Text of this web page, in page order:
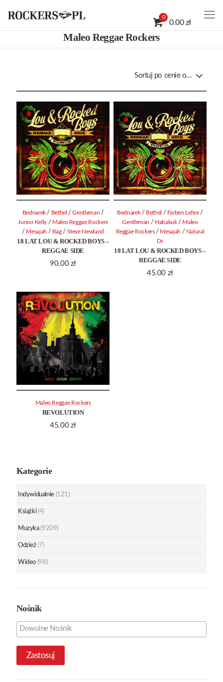
0
0.00 zł
Maleo Reggae Rockers
18 LAT LOU & ROCKED BOYS –
REGGAE SIDE
90.00 zł
Bednarek / Bethel /Gentleman /
Junior Kelly / Maleo Reggae Rockers
/ Mesajah / Rag / Steve Newland
18 LAT LOU & ROCKED BOYS –
REGGAE SIDE
45.00 zł
Bednarek / Bethel / Farben Lehre /
Gentleman / Habakuk / Maleo
Reggae Rockers / Mesajah / Natural
Dr
REVOLUTION
45.00 zł
Maleo Reggae Rockers
Kategorie
Indywidualnie (121)
Książki (4)
Muzyka (9209)
Odzież (7)
Wideo (98)
Nośnik
Zastosuj